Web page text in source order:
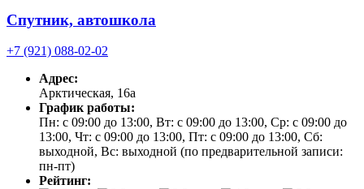
Спутник, автошкола
+7 (921) 088-02-02
Адрес:
Арктическая, 16а
График работы:
Пн: с 09:00 до 13:00, Вт: с 09:00 до 13:00, Ср: с 09:00 до
13:00, Чт: с 09:00 до 13:00, Пт: с 09:00 до 13:00, Сб:
выходной, Вс: выходной (по предварительной записи:
пн-пт)
Рейтинг: